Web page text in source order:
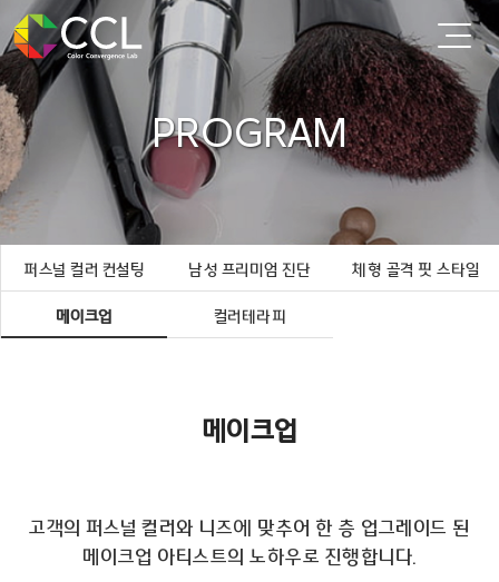
PROGRAM
퍼스널 컬러 컨설팅 남성 프리미엄 진단 체형 골격 핏 스타일
메이크업 컬러테라피
메이크업
고객의 퍼스널 컬러와 니즈에 맞추어 한 층 업그레이드 된
메이크업 아티스트의 노하우로 진행합니다.